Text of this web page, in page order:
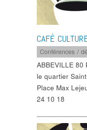
CAFÉ
Conférences /
ABBEVILLE
le quartier
Place Max
24 10 18